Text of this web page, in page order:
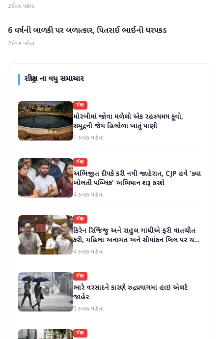
2 દિવસ પહેલા
રાષ્ટ્રીય
6 વર્ષની બાળકી પર બળાત્કાર, પિતરાઈ ભાઈની ધરપકડ
2 દિવસ પહેલા
રાષ્ટ્રીયના વધુ સમાચાર
રાષ્ટ્રીય
મોરબીમાં જોવા મળેલો એક રહસ્યમય કૂવો,
સમુદ્રની જેમ હિલોળા ખાતું પાણી
1 કલાક પહેલા
રાષ્ટ્રીય
અભિજીત દીપકે કરી નવી જાહેરાત, CJP હવે 'ક્યા
બોલતી પબ્લિક' અભિયાન શરૂ કરશે
4 કલાક પહેલા
રાષ્ટ્રીય
કિરેન રિજિજુ અને રાહુલ ગાંધીએ ફરી વાતચીત
કરી, મહિલા અનામત અને સીમાંકન બિલ પર ચર્ચા
કરી
4 કલાક પહેલા
રાષ્ટ્રીય
ભારે વરસાદને કારણે રુદ્રપ્રયાગમાં હાઇ એલર્ટ
જાહેર
5 કલાક પહેલા
રાષ્ટ્રીય